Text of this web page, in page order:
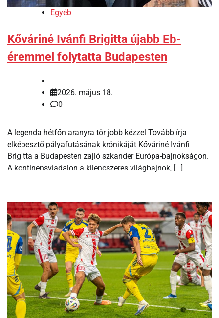
Egyéb
Kőváriné Ivánfi Brigitta újabb Eb-
éremmel folytatta Budapesten
2026. május 18.
0
A legenda hétfőn aranyra tör jobb kézzel Tovább írja
elképesztő pályafutásának krónikáját Kőváriné Ivánfi
Brigitta a Budapesten zajló szkander Európa-bajnokságon.
A kontinensviadalon a kilencszeres világbajnok, […]